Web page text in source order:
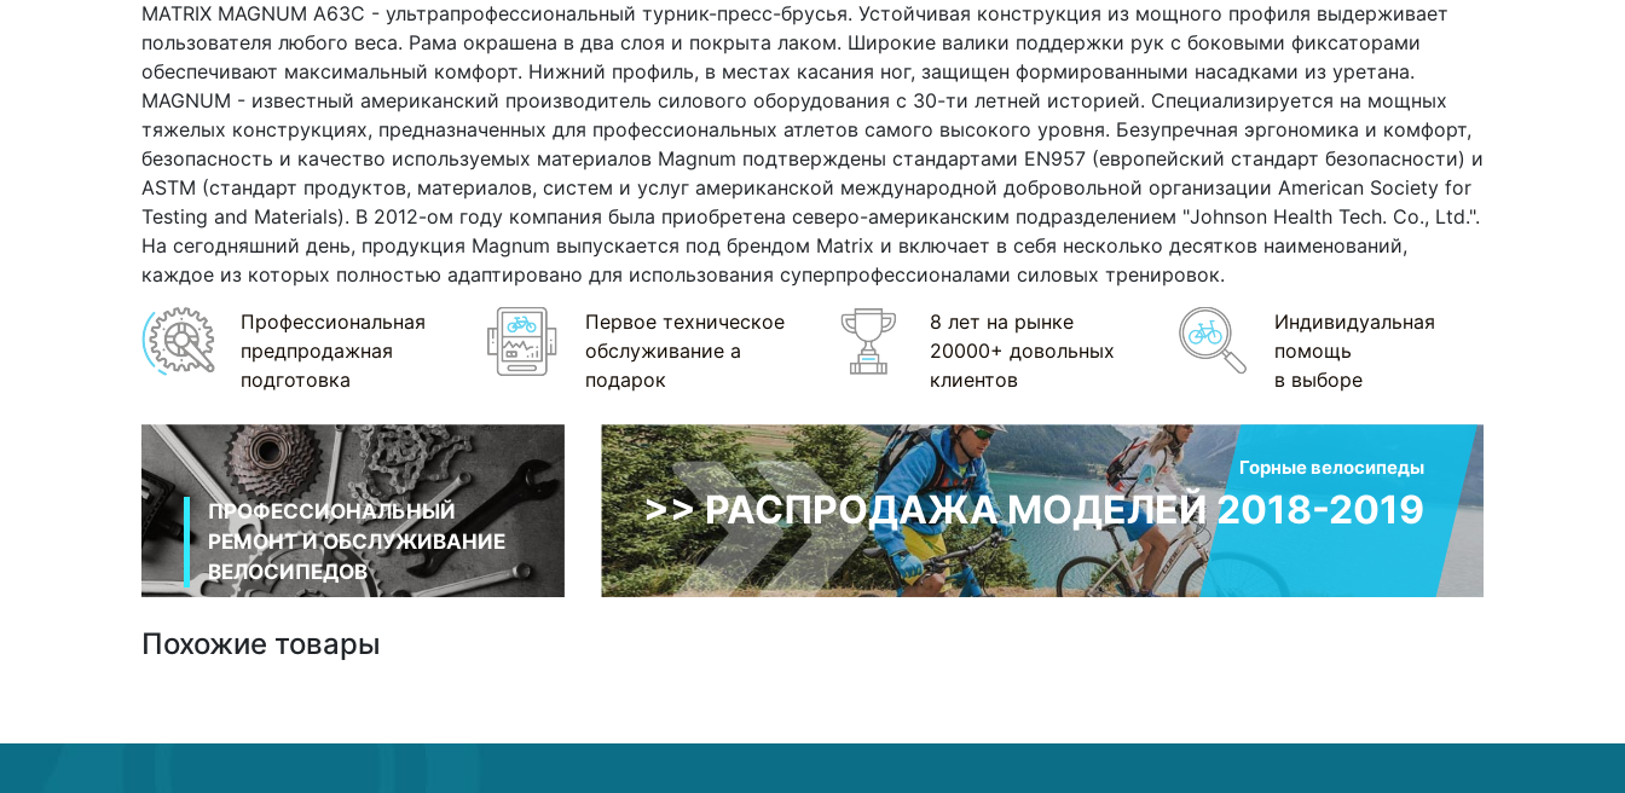
MATRIX MAGNUM A63C - ультрапрофессиональный турник-пресс-брусья. Устойчивая конструкция из мощного профиля выдерживает
пользователя любого веса. Рама окрашена в два слоя и покрыта лаком. Широкие валики поддержки рук с боковыми фиксаторами
обеспечивают максимальный комфорт. Нижний профиль, в местах касания ног, защищен формированными насадками из уретана.
MAGNUM - известный американский производитель силового оборудования с 30-ти летней историей. Специализируется на мощных
тяжелых конструкциях, предназначенных для профессиональных атлетов самого высокого уровня. Безупречная эргономика и комфорт,
безопасность и качество используемых материалов Magnum подтверждены стандартами EN957 (европейский стандарт безопасности) и
ASTM (стандарт продуктов, материалов, систем и услуг американской международной добровольной организации American Society for
Testing and Materials). В 2012-ом году компания была приобретена северо-американским подразделением "Johnson Health Tech. Co., Ltd.".
На сегодняшний день, продукция Magnum выпускается под брендом Matrix и включает в себя несколько десятков наименований,
каждое из которых полностью адаптировано для использования суперпрофессионалами силовых тренировок.
Профессиональная
предпродажная
подготовка
Первое техническое
обслуживание а
подарок
8 лет на рынке
20000+ довольных
клиентов
Индивидуальная
помощь
в выборе
ПРОФЕССИОНАЛЬНЫЙ
РЕМОНТ И ОБСЛУЖИВАНИЕ
ВЕЛОСИПЕДОВ
Горные велосипеды
>> РАСПРОДАЖА МОДЕЛЕЙ 2018-2019
Похожие товары